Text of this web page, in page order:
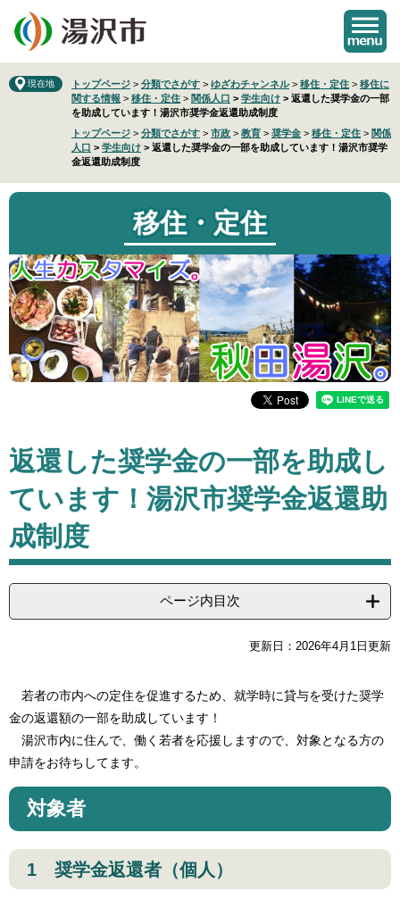
の
先
ー
を
文
現在地 トップページ > 分類でさがす > ゆざわチャンネル > 移住・定住 > 移住に
関する情報 > 移住・定住 > 関係人口 > 学生向け > 返還した奨学金の一部
を助成しています！湯沢市奨学金返還助成制度
トップページ > 分類でさがす > 市政 > 教育 > 奨学金 > 移住・定住 > 関係
人口 > 学生向け > 返還した奨学金の一部を助成しています！湯沢市奨学
金返還助成制度
移住・定住
文
返還した奨学金の一部を助成し
ています！湯沢市奨学金返還助
成制度
ページ内目次
更新日：2026年4月1日更新
若者の市内への定住を促進するため、就学時に貸与を受けた奨学
金の返還額の一部を助成しています！
湯沢市内に住んで、働く若者を応援しますので、対象となる方の
申請をお待ちしてます。
対象者
1 奨学金返還者（個人）